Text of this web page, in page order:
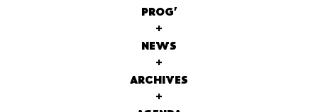
PROG'
+
NEWS
+
ARCHIVES
+